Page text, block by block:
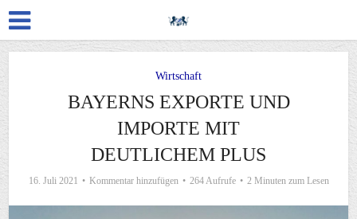
Wirtschaft
BAYERNS EXPORTE UND
IMPORTE MIT
DEUTLICHEM PLUS
16. Juli 2021 Kommentar hinzufügen 264 Aufrufe 2 Minuten zum Lesen